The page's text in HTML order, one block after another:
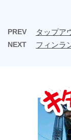
PREV タップア
NEXT フィンラ